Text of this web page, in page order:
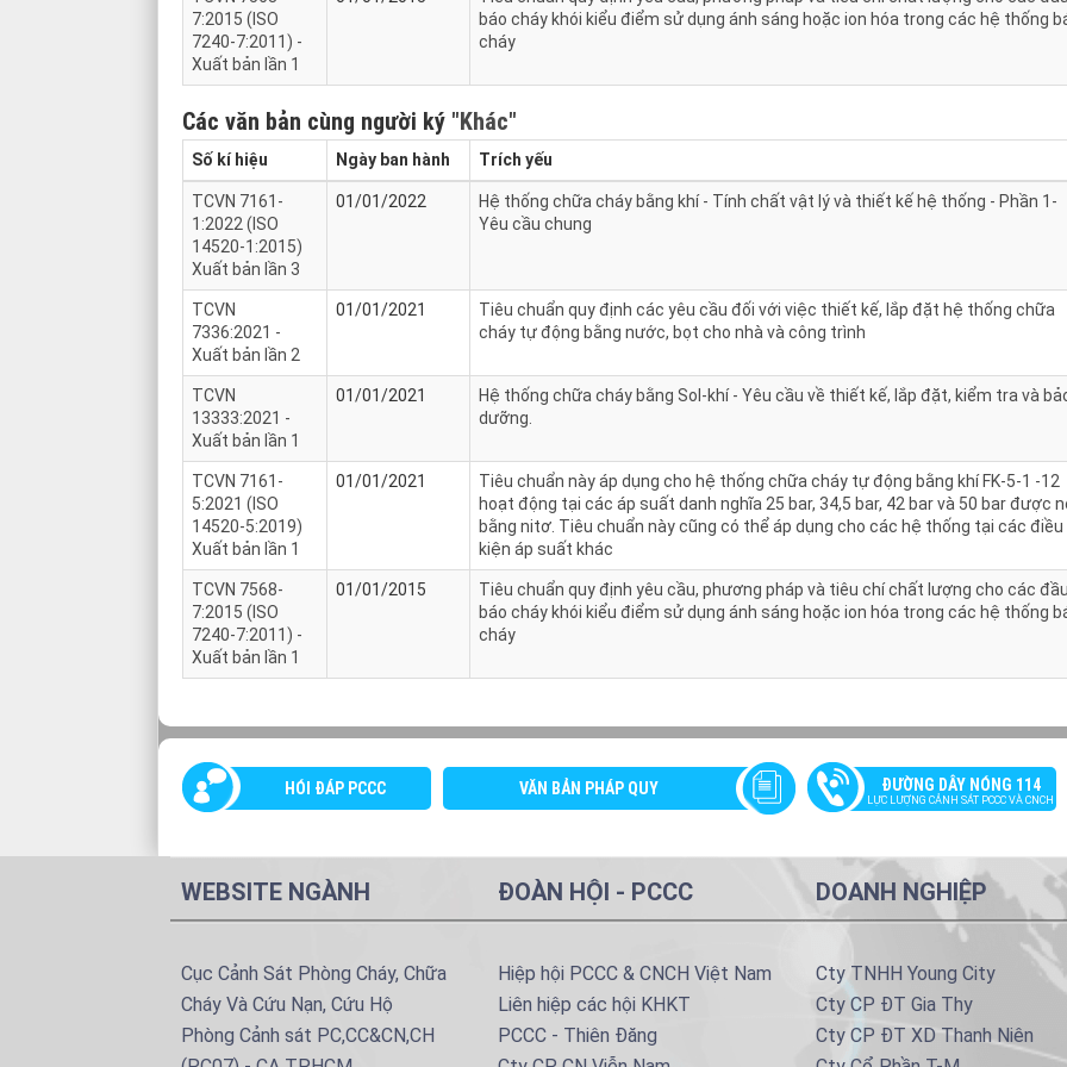
7:2015 (ISO
7240-7:2011) -
Xuất bản lần 1
báo cháy khói kiểu điểm sử dụng ánh sáng hoặc ion hóa trong các hệ thống
cháy
Các văn bản cùng người ký "Khác"
Số kí hiệu Ngày ban hành Trích yếu
TCVN 7161-
1:2022 (ISO
14520-1:2015)
Xuất bản lần 3
01/01/2022
Hệ thống chữa cháy bằng khí - Tính chất vật lý và thiết kế hệ thống - Phần 1-
Yêu cầu chung
TCVN
7336:2021 -
Xuất bản lần 2
01/01/2021
Tiêu chuẩn quy định các yêu cầu đối với việc thiết kế, lắp đặt hệ thống chữa
cháy tự động bằng nước, bọt cho nhà và công trình
TCVN
13333:2021 -
Xuất bản lần 1
01/01/2021
Hệ thống chữa cháy bằng Sol-khí - Yêu cầu về thiết kế, lắp đặt, kiểm tra và
dưỡng.
TCVN 7161-
5:2021 (ISO
14520-5:2019)
Xuất bản lần 1
01/01/2021
Tiêu chuẩn này áp dụng cho hệ thống chữa cháy tự động bằng khí FK-5-1 -12
hoạt động tại các áp suất danh nghĩa 25 bar, 34,5 bar, 42 bar và 50 bar được
bằng nitơ. Tiêu chuẩn này cũng có thể áp dụng cho các hệ thống tại các điều
kiện áp suất khác
TCVN 7568-
7:2015 (ISO
7240-7:2011) -
Xuất bản lần 1
01/01/2015
Tiêu chuẩn quy định yêu cầu, phương pháp và tiêu chí chất lượng cho các đầu
báo cháy khói kiểu điểm sử dụng ánh sáng hoặc ion hóa trong các hệ thống
cháy
HÓI ĐÁP PCCC VĂN BẢN PHÁP QUY ĐƯỜNG DÂY NÓNG 114
LỰC LƯỢNG CẢNH SÁT PCCC VÀ CNCH
WEBSITE NGÀNH
Cục Cảnh Sát Phòng Cháy, Chữa
Cháy Và Cứu Nạn, Cứu Hộ
Phòng Cảnh sát PC,CC&CN,CH
ĐOÀN HỘI - PCCC
Hiệp hội PCCC & CNCH Việt Nam
Liên hiệp các hội KHKT
PCCC - Thiên Đăng
DOANH NGHIỆP
Cty TNHH Young City
Cty CP ĐT Gia Thy
Cty CP ĐT XD Thanh Niên